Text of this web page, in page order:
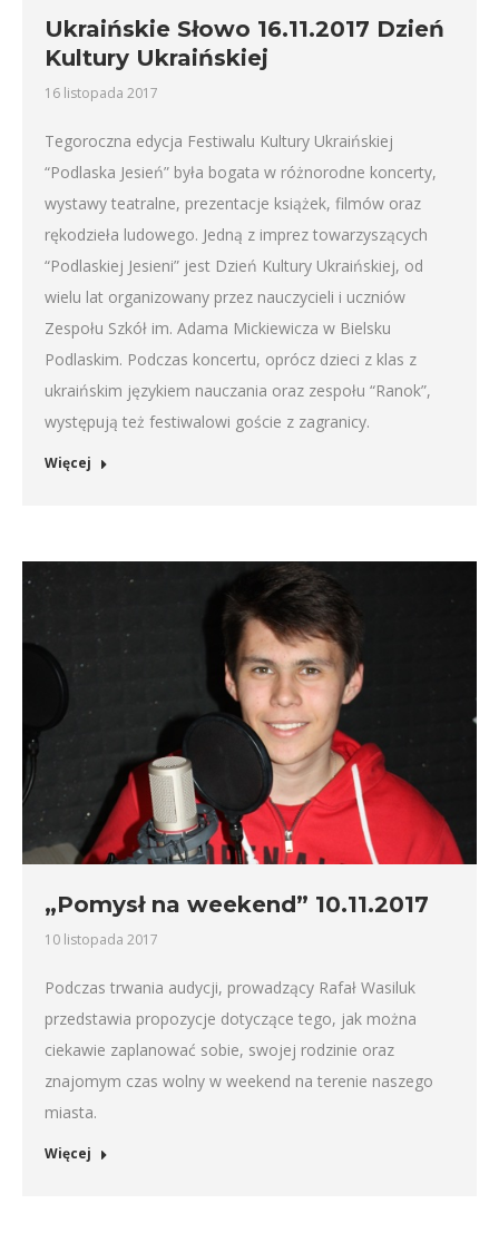
Ukraińskie Słowo 16.11.2017 Dzień
Kultury Ukraińskiej
16 listopada 2017
Tegoroczna edycja Festiwalu Kultury Ukraińskiej
“Podlaska Jesień” była bogata w różnorodne koncerty,
wystawy teatralne, prezentacje książek, filmów oraz
rękodzieła ludowego. Jedną z imprez towarzyszących
“Podlaskiej Jesieni” jest Dzień Kultury Ukraińskiej, od
wielu lat organizowany przez nauczycieli i uczniów
Zespołu Szkół im. Adama Mickiewicza w Bielsku
Podlaskim. Podczas koncertu, oprócz dzieci z klas z
ukraińskim językiem nauczania oraz zespołu “Ranok”,
występują też festiwalowi goście z zagranicy.
Więcej
„Pomysł na weekend” 10.11.2017
10 listopada 2017
Podczas trwania audycji, prowadzący Rafał Wasiluk
przedstawia propozycje dotyczące tego, jak można
ciekawie zaplanować sobie, swojej rodzinie oraz
znajomym czas wolny w weekend na terenie naszego
miasta.
Więcej